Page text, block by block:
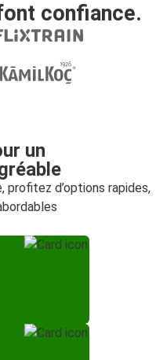
confiance.
un
profitez d’options rapides,